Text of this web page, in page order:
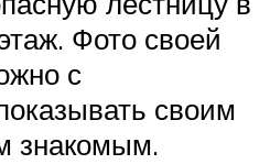
Фото своей
с
своим
знакомым.